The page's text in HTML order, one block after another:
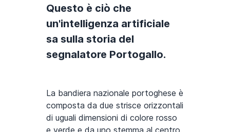
Questo è ciò che
un'intelligenza artificiale
sa sulla storia del
segnalatore Portogallo.
La bandiera nazionale portoghese è
composta da due strisce orizzontali
di uguali dimensioni di colore rosso
e verde e da uno stemma al centro.